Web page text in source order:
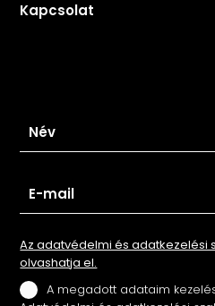
Kapcsolat
Az adatvédelmi és adatkezelési
olvashatja el.
A megadott adataim